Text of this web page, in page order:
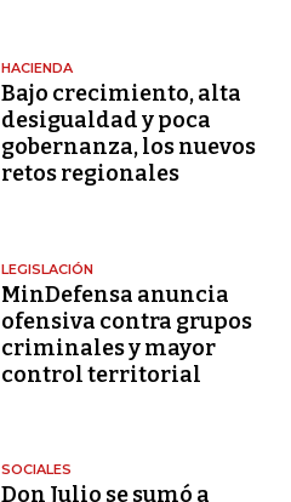
HACIENDA
Bajo crecimiento, alta
desigualdad y poca
gobernanza, los nuevos
retos regionales
LEGISLACIÓN
MinDefensa anuncia
ofensiva contra grupos
criminales y mayor
control territorial
SOCIALES
Don Julio se sumó a